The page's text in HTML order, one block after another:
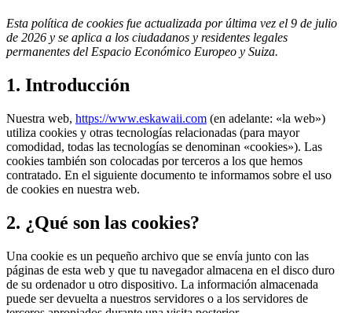
Esta política de cookies fue actualizada por última vez el 9 de julio
de 2026 y se aplica a los ciudadanos y residentes legales
permanentes del Espacio Económico Europeo y Suiza.
1. Introducción
Nuestra web, https://www.eskawaii.com (en adelante: «la web»)
utiliza cookies y otras tecnologías relacionadas (para mayor
comodidad, todas las tecnologías se denominan «cookies»). Las
cookies también son colocadas por terceros a los que hemos
contratado. En el siguiente documento te informamos sobre el uso
de cookies en nuestra web.
2. ¿Qué son las cookies?
Una cookie es un pequeño archivo que se envía junto con las
páginas de esta web y que tu navegador almacena en el disco duro
de su ordenador u otro dispositivo. La información almacenada
puede ser devuelta a nuestros servidores o a los servidores de